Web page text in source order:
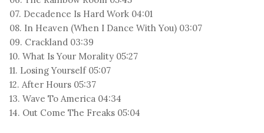
07. Decadence Is Hard Work 04:01
08. In Heaven (When I Dance With You) 03:07
09. Crackland 03:39
10. What Is Your Morality 05:27
11. Losing Yourself 05:07
12. After Hours 05:37
13. Wave To America 04:34
14. Out Come The Freaks 05:04